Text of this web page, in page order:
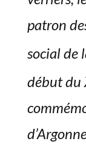
patron
social de
début du